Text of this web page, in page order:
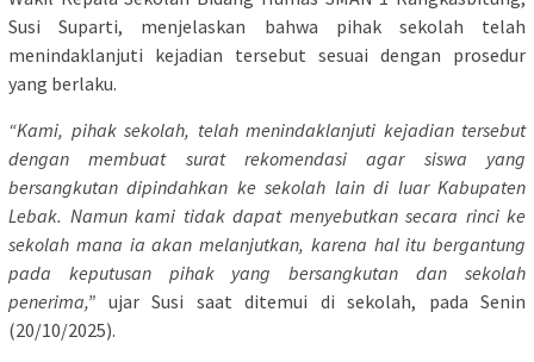
Susi Suparti, menjelaskan bahwa pihak sekolah telah
menindaklanjuti kejadian tersebut sesuai dengan prosedur
yang berlaku.
“Kami, pihak sekolah, telah menindaklanjuti kejadian tersebut
dengan membuat surat rekomendasi agar siswa yang
bersangkutan dipindahkan ke sekolah lain di luar Kabupaten
Lebak. Namun kami tidak dapat menyebutkan secara rinci ke
sekolah mana ia akan melanjutkan, karena hal itu bergantung
pada keputusan pihak yang bersangkutan dan sekolah
penerima,” ujar Susi saat ditemui di sekolah, pada Senin
(20/10/2025).